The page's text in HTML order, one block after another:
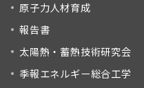
原子力人材育成
報告書
太陽熱・蓄熱技術研究会
季報エネルギー総合工学